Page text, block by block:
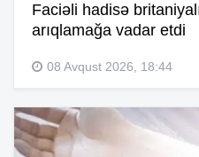
Faciəli hadisə
arıqlamağa vadar etdi
08 Avqust 2026, 18:44